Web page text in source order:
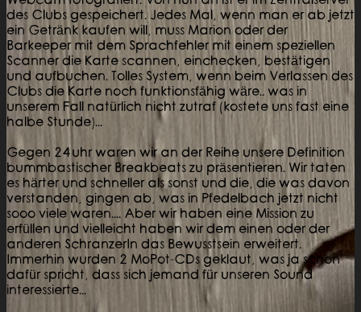
des Clubs gespeichert. Jedes Mal, wenn man er ab jetzt
ein Getränk kaufen will, muss Marion oder der
Barkeeper mit dem Sprachfehler mit einem speziellen
Scanner die Karte scannen, einchecken, bestätigen
und aufbuchen. Tolles System, wenn beim Verlassen des
Clubs die Karte noch funktionsfähig wäre.. was in
unserem Fall natürlich nicht zutraf (kostete uns fast eine
halbe Stunde)...
Gegen 24uhr waren wir an der Reihe unsere Definition
bummbastischer Breakbeats zu präsentieren. Wir taten
es härter und schneller als sonst und die, die was davon
verstanden, gingen ab, was in Pfedelbach jetzt nicht
sooo viele waren.... Aber wir haben eine Mission zu
erfüllen und vielleicht haben wir dem einen oder der
anderen SchranzerIn das Bewusstsein erweitert.
Immerhin wurden 2 MoPot-CDs geklaut, was ja schon
dafür spricht, dass sich jemand für unseren Sound
interessierte...